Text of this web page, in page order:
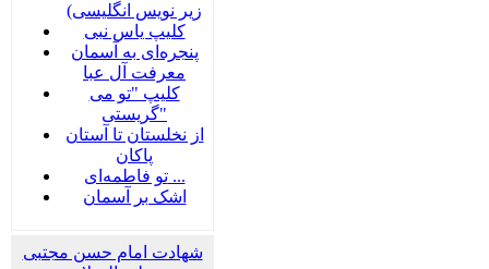
زیر نویس انگلیسی)
کلیپ یاس نبی
پنجره‌ای به آسمان
معرفت آل عبا
کلیپ "تو می
گریستی"
از نخلستان تا آستان
پاکان
تو فاطمه‌ای ...
اشک بر آسمان
شهادت امام حسن مجتبی